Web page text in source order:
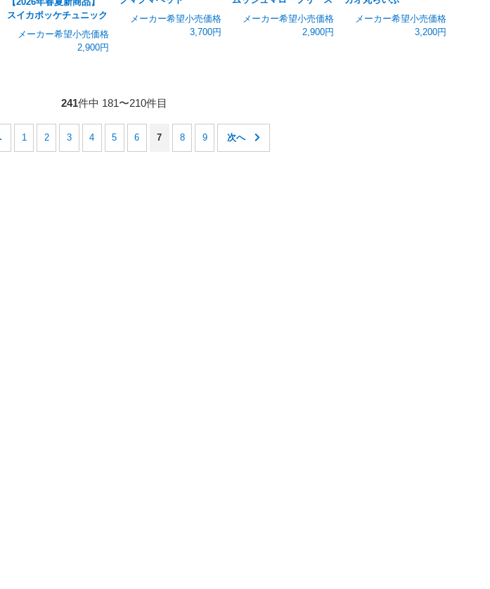
スイカポッケチュニック
メーカー希望小売価格
2,900円
メーカー希望小売価格
3,700円
メーカー希望小売価格
2,900円
メーカー希望小売価格
3,200円
241件中 181〜210件目
1 2 3 4 5 6 7 8 9